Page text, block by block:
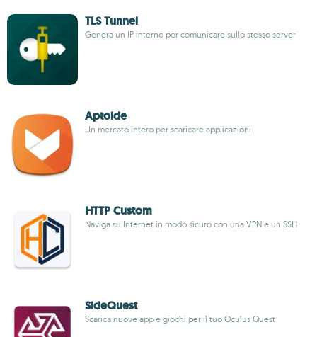
TLS Tunnel
Genera un IP interno per comunicare sullo stesso server
Aptoide
Un mercato intero per scaricare applicazioni
HTTP Custom
Naviga su Internet in modo sicuro con una VPN e un SSH
SideQuest
Scarica nuove app e giochi per il tuo Oculus Quest